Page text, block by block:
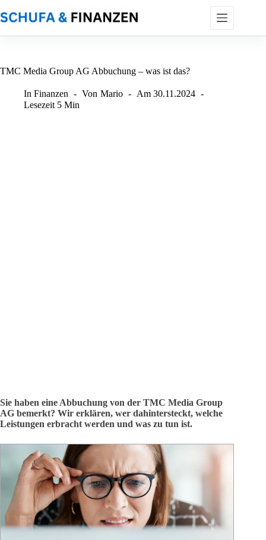
Inhalt
springen
TMC Media Group AG Abbuchung – was ist das?
In Finanzen Von Mario Am 30.11.2024
Lesezeit 5 Min
Sie haben eine Abbuchung von der TMC Media Group
AG bemerkt? Wir erklären, wer dahintersteckt, welche
Leistungen erbracht werden und was zu tun ist.